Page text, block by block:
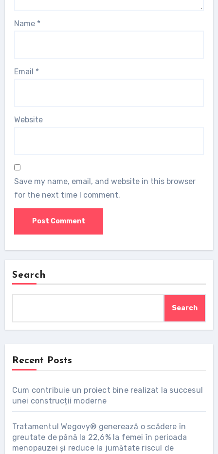
Name *
Email *
Website
Save my name, email, and website in this browser
for the next time I comment.
Search
Search
Recent Posts
Cum contribuie un proiect bine realizat la succesul
unei construcții moderne
Tratamentul Wegovy® generează o scădere în
greutate de până la 22,6% la femei în perioada
menopauzei și reduce la jumătate riscul de